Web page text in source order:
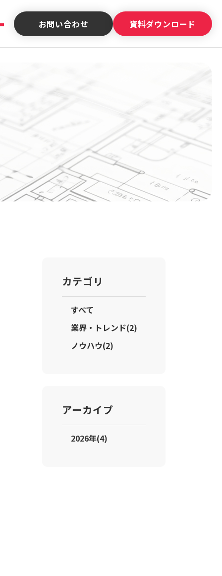
お問い合わせ 資料ダウンロード
カテゴリ
すべて
業界・トレンド(2)
ノウハウ(2)
アーカイブ
2026年(4)